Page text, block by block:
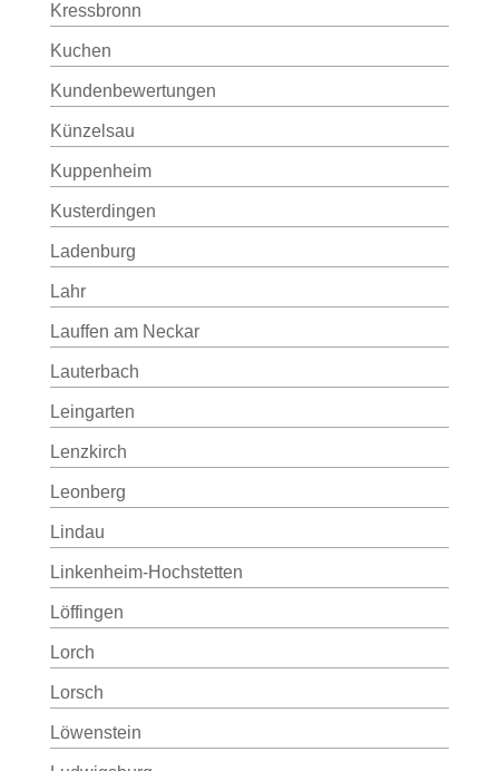
Kressbronn
Kuchen
Kundenbewertungen
Künzelsau
Kuppenheim
Kusterdingen
Ladenburg
Lahr
Lauffen am Neckar
Lauterbach
Leingarten
Lenzkirch
Leonberg
Lindau
Linkenheim-Hochstetten
Löffingen
Lorch
Lorsch
Löwenstein